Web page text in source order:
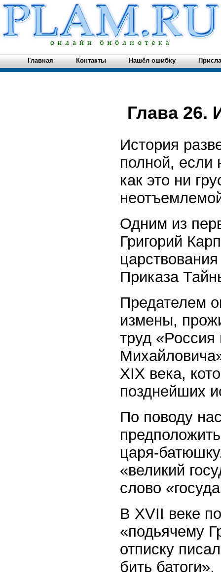
Главная Контакты Нашёл ошибку
Глава 26.
История
полной, если
как это ни
Одним из
Григорий
Приказа
Предателем
измены,
труд «Россия
XIX века,
позднейших
По поводу
царя-
«великий
слово
В XVII веке
«подьячему
отписку
бить батоги».